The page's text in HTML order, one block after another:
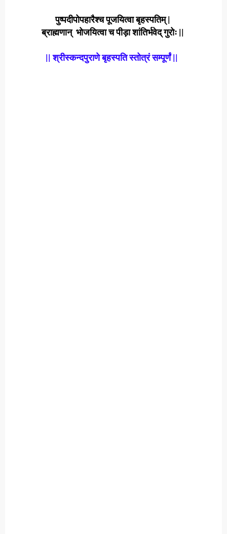
पुष्पदीपोपहारैश्च पूजयित्वा बृहस्पतिम् |
ब्राह्मणान् भोजयित्वा च पीड़ा शांतिर्भवेद् गुरोः ||
|| श्रीस्कन्दपुराणे बृहस्पति स्तोत्रं सम्पूर्णं ||